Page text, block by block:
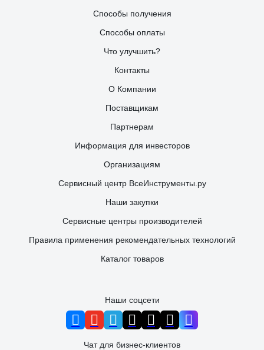
Способы получения
Способы оплаты
Что улучшить?
Контакты
О Компании
Поставщикам
Партнерам
Информация для инвесторов
Организациям
Сервисный центр ВсеИнструменты.ру
Наши закупки
Сервисные центры производителей
Правила применения рекомендательных технологий
Каталог товаров
Наши соцсети
Чат для бизнес-клиентов